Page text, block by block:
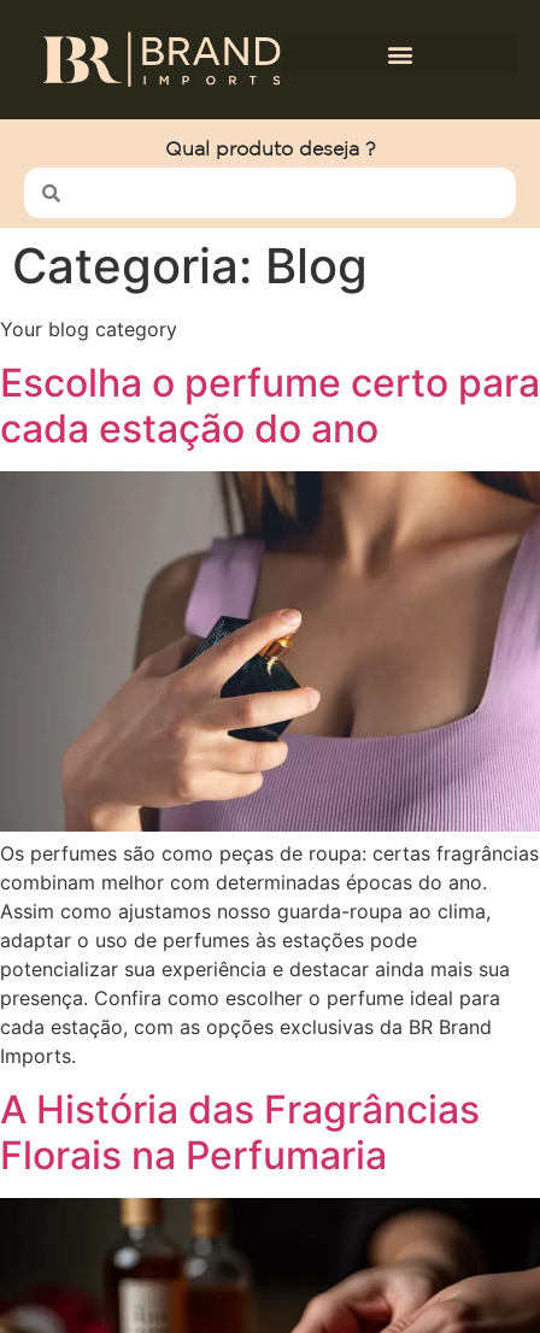
Qual produto deseja ?
Categoria: Blog
Your blog category
Escolha o perfume certo para
cada estação do ano
Os perfumes são como peças de roupa: certas fragrâncias
combinam melhor com determinadas épocas do ano.
Assim como ajustamos nosso guarda-roupa ao clima,
adaptar o uso de perfumes às estações pode
potencializar sua experiência e destacar ainda mais sua
presença. Confira como escolher o perfume ideal para
cada estação, com as opções exclusivas da BR Brand
Imports.
A História das Fragrâncias
Florais na Perfumaria